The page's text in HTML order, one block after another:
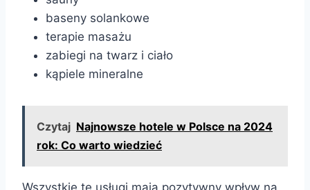
baseny solankowe
terapie masażu
zabiegi na twarz i ciało
kąpiele mineralne
Czytaj Najnowsze hotele w Polsce na 2024
rok: Co warto wiedzieć
Wszystkie te usługi mają pozytywny wpływ na